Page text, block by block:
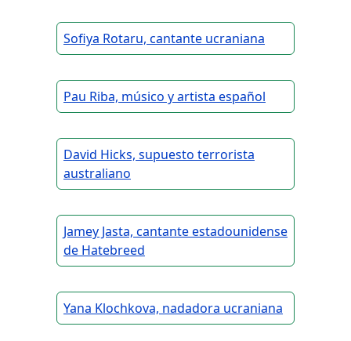
Sofiya Rotaru, cantante ucraniana
Pau Riba, músico y artista español
David Hicks, supuesto terrorista
australiano
Jamey Jasta, cantante estadounidense
de Hatebreed
Yana Klochkova, nadadora ucraniana